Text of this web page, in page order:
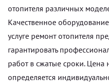
отопителя различных
Качественное
услуге ремонт отопителя
гарантировать
работ в сжатые сроки. Цена
определяется